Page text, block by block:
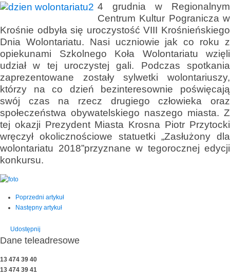
4 grudnia w Regionalnym
Centrum Kultur Pogranicza w
Krośnie odbyła się uroczystość VIII Krośnieńskiego
Dnia Wolontariatu. Nasi uczniowie jak co roku z
opiekunami Szkolnego Koła Wolontariatu wzięli
udział w tej uroczystej gali. Podczas spotkania
zaprezentowane zostały sylwetki wolontariuszy,
którzy na co dzień bezinteresownie poświęcają
swój czas na rzecz drugiego człowieka oraz
społeczeństwa obywatelskiego naszego miasta. Z
tej okazji Prezydent Miasta Krosna Piotr Przytocki
wręczył okolicznościowe statuetki „Zasłużony dla
wolontariatu 2018”przyznane w tegorocznej edycji
konkursu.
Poprzedni artykuł
Następny artykuł
Udostępnij
Dane teleadresowe
13 474 39 40
13 474 39 41